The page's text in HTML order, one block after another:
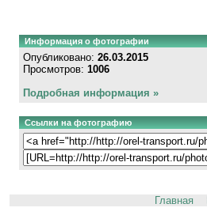
Информация о фотографии
Опубликовано: 26.03.2015
Просмотров: 1006
Подробная информация »
Ссылки на фотографию
Главная